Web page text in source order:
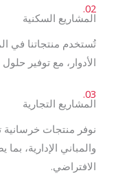
02.
المشاريع السكنية
تُستخدم منتجاتنا في
الأدوار، مع توفير
03.
المشاريع التجارية
نوفر منتجات خرسانية
والمباني الإدارية،
الافتراضي.